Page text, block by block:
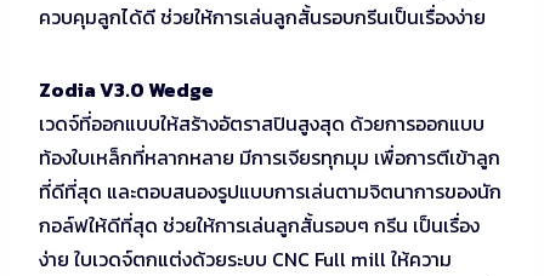
ควบคุมลูกได้ดี ช่วยให้การเล่นลูกสั้นรอบกรีนเป็นเรื่องง่าย
Zodia V3.0 Wedge
เวดจ์ที่ออกแบบให้สร้างอัตราสปินสูงสุด ด้วยการออกแบบ
ท้องใบเหล็กที่หลากหลาย มีการเจียรทุกมุม เพื่อการตีเข้าลูก
ที่ดีที่สุด และตอบสนองรูปแบบการเล่นตามจิตนาการของนัก
กอล์ฟให้ดีที่สุด ช่วยให้การเล่นลูกสั้นรอบๆ กรีน เป็นเรื่อง
ง่าย ใบเวดจ์ตกแต่งด้วยระบบ CNC Full mill ให้ความ